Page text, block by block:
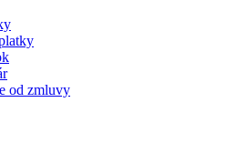
od zmluvy